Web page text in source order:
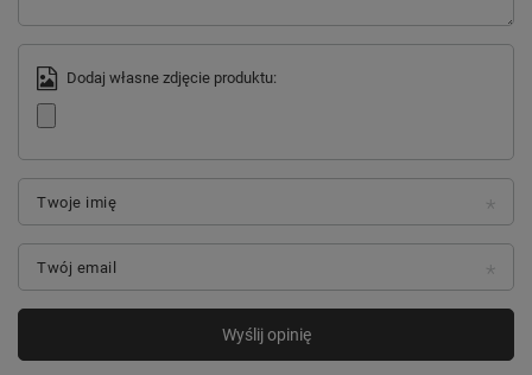
Dodaj własne zdjęcie produktu:
Twoje imię
Twój email
Wyślij opinię